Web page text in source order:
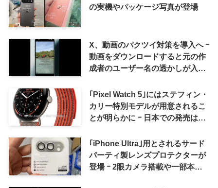
の実機やパッケージ写真が登場
X、動画のパクツイ対策を導入へ ｰ
動画をダウンロードすると元の作
成者のユーザー名の透かしが入る
｢Pixel Watch 5｣にはステフィン・
カリー特別モデルが用意されるこ
とが明らかに ｰ 日本での発売は期
｢iPhone Ultra｣用とされるサード
パーティ製レンズプロテクターが
登場 ｰ 2眼カメラ搭載や一部本体